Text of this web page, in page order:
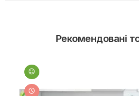
Рекомендовані